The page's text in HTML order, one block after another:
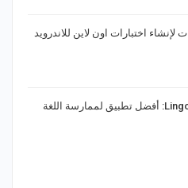
تحميل Lingopanda: أفضل تطبيق لممارسة اللغة